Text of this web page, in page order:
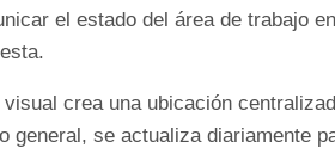
el estado del área de trabajo
crea una ubicación
se actualiza diariamente